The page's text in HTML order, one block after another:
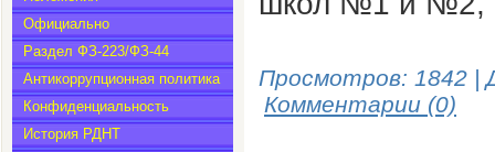
Официально
Раздел ФЗ-223/ФЗ-44
Антикоррупционная политика
Конфиденциальность
История РДНТ
Просмотров: 1842 |
Комментарии (0)